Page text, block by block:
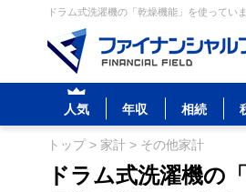
ドラム式洗濯機の「乾燥機能」を使ってい
人気 年収 相続
トップ> 家計 > その他家計
ドラム式洗濯機の